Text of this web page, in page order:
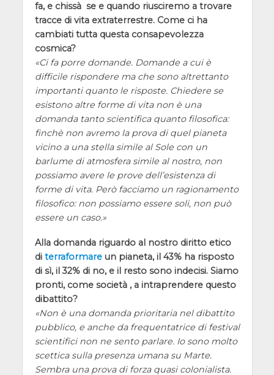
fa, e chissà se e quando riusciremo a trovare
tracce di vita extraterrestre. Come ci ha
cambiati tutta questa consapevolezza
cosmica?
Ci fa porre domande. Domande a cui è
difficile rispondere ma che sono altrettanto
importanti quanto le risposte. Chiedere se
esistono altre forme di vita non è una
domanda tanto scientifica quanto filosofica:
finchè non avremo la prova di quel pianeta
vicino a una stella simile al Sole con un
barlume di atmosfera simile al nostro, non
possiamo avere le prove dell’esistenza di
forme di vita. Però facciamo un ragionamento
filosofico: non possiamo essere soli, non può
essere un caso.
Alla domanda riguardo al nostro diritto etico
di terraformareun pianeta, il 43% ha risposto
di sì, il 32% di no, e il resto sono indecisi. Siamo
pronti, come società , a intraprendere questo
dibattito?
Non è una domanda prioritaria nel dibattito
pubblico, e anche da frequentatrice di festival
scientifici non ne sento parlare. Io sono molto
scettica sulla presenza umana su Marte.
Sembra una prova di forza quasi colonialista.